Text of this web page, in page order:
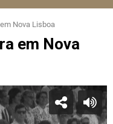
Nova Lisboa
em Nova